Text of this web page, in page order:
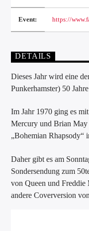
Event: https://
DETAILS
Dieses Jahr wird eine
Punkerhamster) 50
Im Jahr 1970 ging es
Mercury und Brian May
„Bohemian
Daher gibt es am
Sondersendung zum
von Queen und Freddie
andere Coverversion